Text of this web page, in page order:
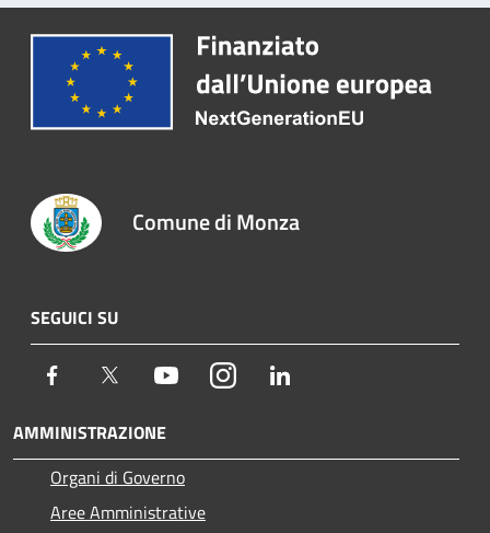
Comune di Monza
SEGUICI SU
Facebook Twitter YoutubeInstagram
AMMINISTRAZIONE
Organi di Governo
Aree Amministrative